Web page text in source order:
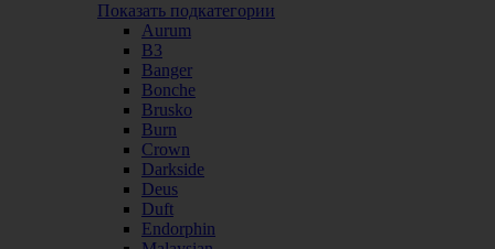
Показать подкатегории
Aurum
B3
Banger
Bonche
Brusko
Burn
Crown
Darkside
Deus
Duft
Endorphin